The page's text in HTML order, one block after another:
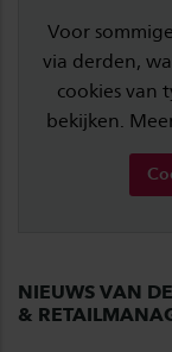
Voor
via derden,
cookies van
bekijken.
NIEUWS VAN
&